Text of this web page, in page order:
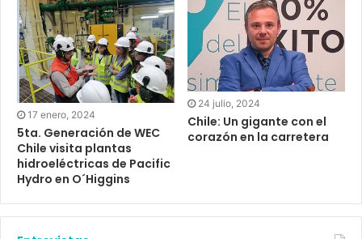
17 enero, 2024
5ta. Generación de WEC
Chile visita plantas
hidroeléctricas de Pacific
Hydro en O´Higgins
24 julio, 2024
Chile: Un gigante con el
corazón en la carretera